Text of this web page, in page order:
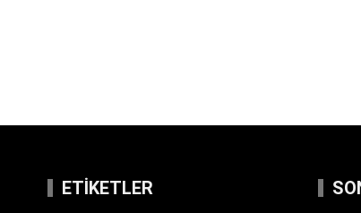
ETIKETLER